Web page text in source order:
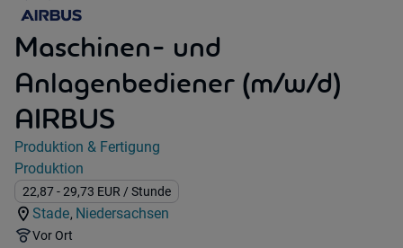
Maschinen- und
Anlagenbediener (m/w/d)
AIRBUS
Jobdetails
Kategorie:
Produktion & Fertigung
Industry:
Produktion
Gehalt:
22,87- 29,73 EUR / Stunde
Standorte:
Stade,
Region:
Niedersachsen
Remote Option:
Vor Ort